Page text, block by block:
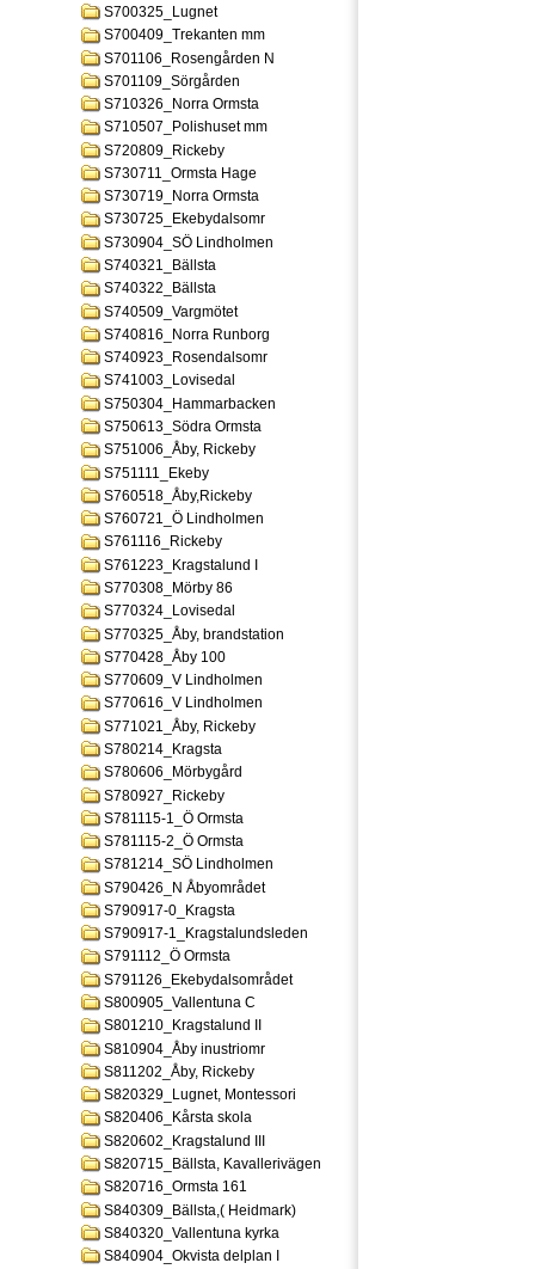
S700325_Lugnet
S700409_Trekanten mm
S701106_Rosengården N
S701109_Sörgården
S710326_Norra Ormsta
S710507_Polishuset mm
S720809_Rickeby
S730711_Ormsta Hage
S730719_Norra Ormsta
S730725_Ekebydalsomr
S730904_SÖ Lindholmen
S740321_Bällsta
S740322_Bällsta
S740509_Vargmötet
S740816_Norra Runborg
S740923_Rosendalsomr
S741003_Lovisedal
S750304_Hammarbacken
S750613_Södra Ormsta
S751006_Åby, Rickeby
S751111_Ekeby
S760518_Åby,Rickeby
S760721_Ö Lindholmen
S761116_Rickeby
S761223_Kragstalund I
S770308_Mörby 86
S770324_Lovisedal
S770325_Åby, brandstation
S770428_Åby 100
S770609_V Lindholmen
S770616_V Lindholmen
S771021_Åby, Rickeby
S780214_Kragsta
S780606_Mörbygård
S780927_Rickeby
S781115-1_Ö Ormsta
S781115-2_Ö Ormsta
S781214_SÖ Lindholmen
S790426_N Åbyområdet
S790917-0_Kragsta
S790917-1_Kragstalundsleden
S791112_Ö Ormsta
S791126_Ekebydalsområdet
S800905_Vallentuna C
S801210_Kragstalund II
S810904_Åby inustriomr
S811202_Åby, Rickeby
S820329_Lugnet, Montessori
S820406_Kårsta skola
S820602_Kragstalund III
S820715_Bällsta, Kavallerivägen
S820716_Ormsta 161
S840309_Bällsta,( Heidmark)
S840320_Vallentuna kyrka
S840904_Okvista delplan I